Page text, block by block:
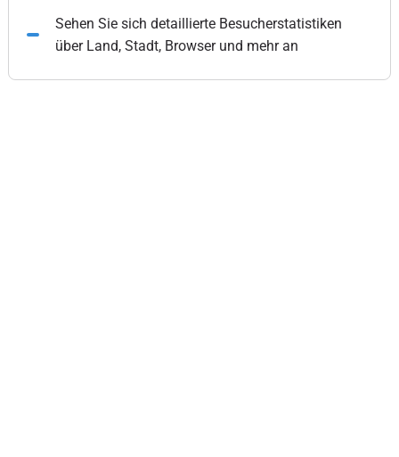
Sehen Sie sich detaillierte Besucherstatistiken
über Land, Stadt, Browser und mehr an